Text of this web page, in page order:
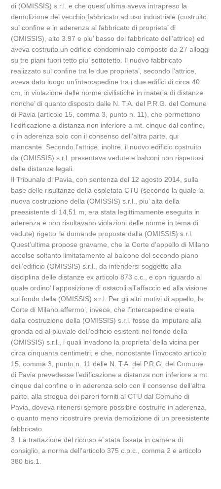
di (OMISSIS) s.r.l. e che quest’ultima aveva intrapreso la
demolizione del vecchio fabbricato ad uso industriale (costruito
sul confine e in aderenza al fabbricato di proprieta’ di
(OMISSIS), alto 3.97 e piu’ basso del fabbricato dell’attrice) ed
aveva costruito un edificio condominiale composto da 27 alloggi
su tre piani fuori tetto piu’ sottotetto. Il nuovo fabbricato
realizzato sul confine tra le due proprieta’, secondo l’attrice,
aveva dato luogo un’intercapedine tra i due edifici di circa 40
cm, in violazione delle norme civilistiche in materia di distanze
nonche’ di quanto disposto dalle N. T.A. del P.R.G. del Comune
di Pavia (articolo 15, comma 3, punto n. 11), che permettono
l’edificazione a distanza non inferiore a mt. cinque dal confine,
o in aderenza solo con il consenso dell’altra parte, qui
mancante. Secondo l’attrice, inoltre, il nuovo edificio costruito
da (OMISSIS) s.r.l. presentava vedute e balconi non rispettosi
delle distanze legali.
Il Tribunale di Pavia, con sentenza del 12 agosto 2014, sulla
base delle risultanze della espletata CTU (secondo la quale la
nuova costruzione della (OMISSIS) s.r.l., piu’ alta della
preesistente di 14,51 m, era stata legittimamente eseguita in
aderenza e non risultavano violazioni delle norme in tema di
vedute) rigetto’ le domande proposte dalla (OMISSIS) s.r.l.
Quest’ultima propose gravame, che la Corte d’appello di Milano
accolse soltanto limitatamente al balcone del secondo piano
dell’edificio (OMISSIS) s.r.l., da intendersi soggetto alla
disciplina delle distanze ex articolo 873 c.c., e con riguardo al
quale ordino’ l’apposizione di ostacoli all’affaccio ed alla visione
sul fondo della (OMISSIS) s.r.l. Per gli altri motivi di appello, la
Corte di Milano affermo’, invece, che l’intercapedine creata
dalla costruzione della (OMISSIS) s.r.l. fosse da imputare alla
gronda ed al pluviale dell’edificio esistenti nel fondo della
(OMISSIS) s.r.l., i quali invadono la proprieta’ della vicina per
circa cinquanta centimetri; e che, nonostante l’invocato articolo
15, comma 3, punto n. 11 delle N. T.A. del P.R.G. del Comune
di Pavia prevedesse l’edificazione a distanza non inferiore a mt.
cinque dal confine o in aderenza solo con il consenso dell’altra
parte, alla stregua dei pareri forniti al CTU dal Comune di
Pavia, doveva ritenersi sempre possibile costruire in aderenza,
o quanto meno ricostruire previa demolizione di un preesistente
fabbricato.
3. La trattazione del ricorso e’ stata fissata in camera di
consiglio, a norma dell’articolo 375 c.p.c., comma 2 e articolo
380 bis.1.